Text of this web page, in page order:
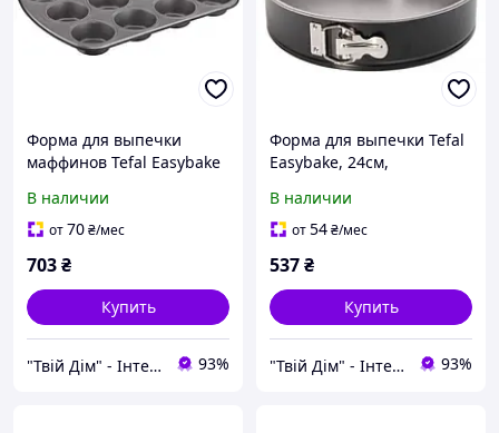
Форма для выпечки
маффинов Tefal Easybake
см, углеродистая сталь
J1745074
В наличии
от70₴/мес
703₴
Купить
"Твій Дім" - Інтернет-гіпермаркет 93%
Форма для выпечки Tefal
Easybake, 24см,
черный J1741274
В наличии
от54₴/мес
537₴
Купить
"Твій Дім" - Інтернет-гіпермаркет 93%